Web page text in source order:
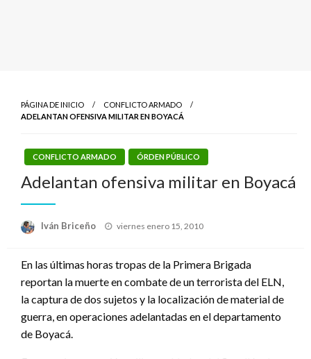
PÁGINA DE INICIO
CONFLICTO ARMADO
ADELANTAN OFENSIVA MILITAR EN BOYACÁ
CONFLICTO ARMADO ÓRDEN PÚBLICO
Adelantan ofensiva militar en Boyacá
Iván Briceño
Publicado
viernes enero 15, 2010
En las últimas horas tropas de la Primera Brigada
reportan la muerte en combate de un terrorista del ELN,
la captura de dos sujetos y la localización de material de
guerra, en operaciones adelantadas en el departamento
de Boyacá.